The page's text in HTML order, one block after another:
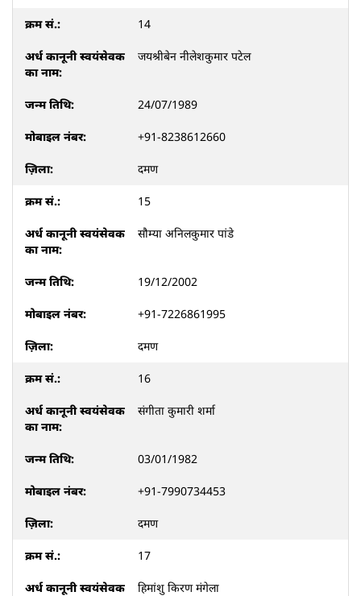
14
जयश्रीबेन नीलेशकुमार पटेल
24/07/1989
+91-8238612660
दमण
15
सौम्या अनिलकुमार पांडे
19/12/2002
+91-7226861995
दमण
16
संगीता कुमारी शर्मा
03/01/1982
+91-7990734453
दमण
17
हिमांशु किरण मंगेला